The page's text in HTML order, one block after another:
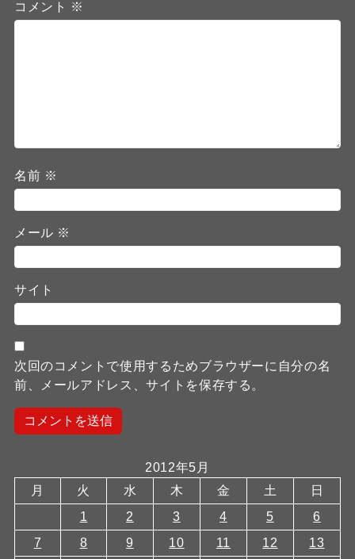
コメント ※
名前 ※
メール ※
サイト
次回のコメントで使用するためブラウザーに自分の名
前、メールアドレス、サイトを保存する。
2012年5月
月
火 水 木 金 土
日
1
2 3 4 5
6
7
8 9 10 11 12 13